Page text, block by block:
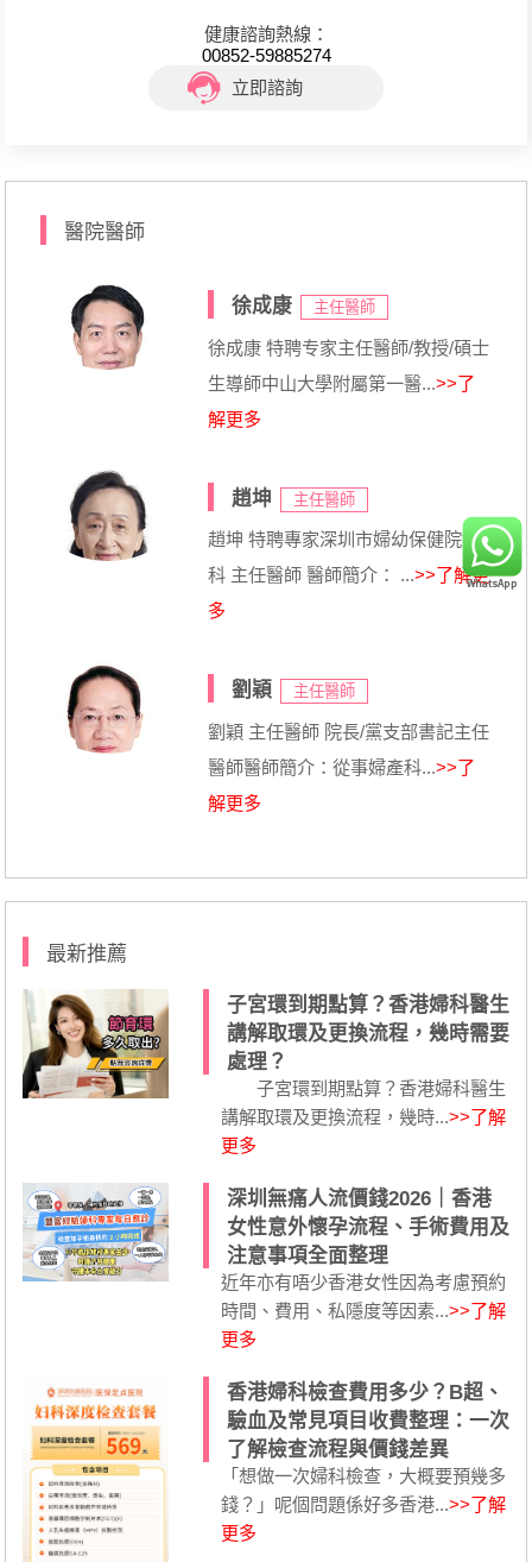
健康諮詢熱線：
00852-59885274
立即諮詢
醫院醫師
徐成康 主任醫師
徐成康 特聘专家主任醫師/教授/碩士
生導師中山大學附屬第一醫...>>了
解更多
趙坤 主任醫師
趙坤 特聘專家深圳市婦幼保健院婦
科 主任醫師 醫師簡介： ...>>了解更
多
劉穎 主任醫師
劉穎 主任醫師 院長/黨支部書記主任
醫師醫師簡介：從事婦產科...>>了
解更多
最新推薦
子宮環到期點算？香港婦科醫生
講解取環及更換流程，幾時需要
處理？
子宮環到期點算？香港婦科醫生
講解取環及更換流程，幾時...>>了解
更多
深圳無痛人流價錢2026｜香港
女性意外懷孕流程、手術費用及
注意事項全面整理
近年亦有唔少香港女性因為考慮預約
時間、費用、私隱度等因素...>>了解
更多
香港婦科檢查費用多少？B超、
驗血及常見項目收費整理：一次
了解檢查流程與價錢差異
「想做一次婦科檢查，大概要預幾多
錢？」呢個問題係好多香港...>>了解
更多